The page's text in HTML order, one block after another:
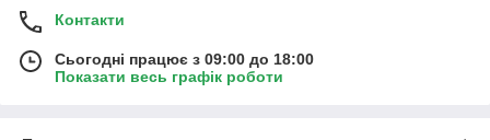
Контакти
Сьогодні працює з 09:00 до 18:00
Показати весь графік роботи